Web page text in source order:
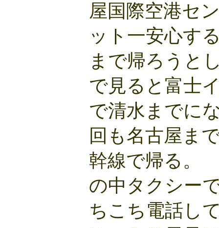
屋国際空港セ
ット一安心す
まで帰ろうと
で見ると富士
で清水までに
回も名古屋ま
幹線で帰る。
の中タクシー
ちこち電話し